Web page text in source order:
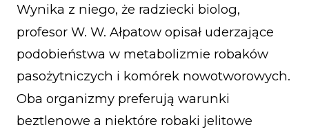
Wynika z niego, że radziecki biolog,
profesor W. W. Ałpatow opisał uderzające
podobieństwa w metabolizmie robaków
pasożytniczych i komórek nowotworowych.
Oba organizmy preferują warunki
beztlenowe a niektóre robaki jelitowe